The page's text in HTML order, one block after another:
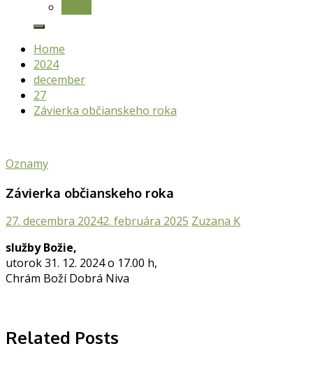
Home
2024
december
27
Závierka občianskeho roka
Oznamy
Závierka občianskeho roka
27. decembra 20242. februára 2025 Zuzana K
služby Božie,
utorok 31. 12. 2024 o 17.00 h,
Chrám Boží Dobrá Niva
Related Posts